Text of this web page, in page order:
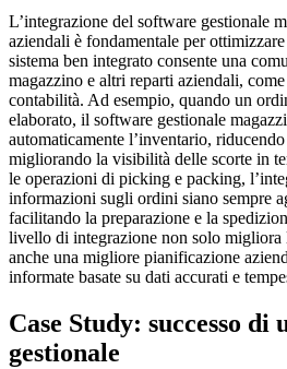
L’integrazione del software gestionale
aziendali è fondamentale per
sistema ben integrato consente una
magazzino e altri reparti aziendali,
contabilità. Ad esempio, quando un
elaborato, il software gestionale
automaticamente l’inventario,
migliorando la visibilità delle scorte in
le operazioni di picking e packing,
informazioni sugli ordini siano sempre
facilitando la preparazione e la
livello di integrazione non solo migliora
anche una migliore pianificazione
informate basate su dati accurati e
Case Study: successo di
gestionale